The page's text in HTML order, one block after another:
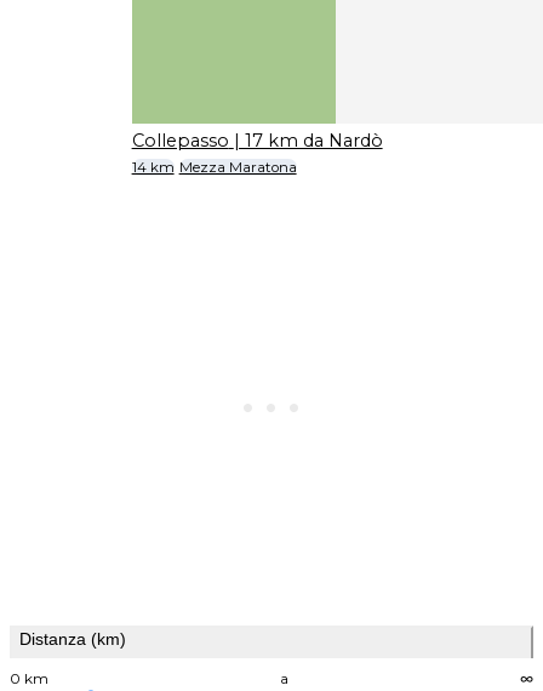
Collepasso | 17 km da Nardò
14 km Mezza Maratona
Distanza (km)
0 km a ∞